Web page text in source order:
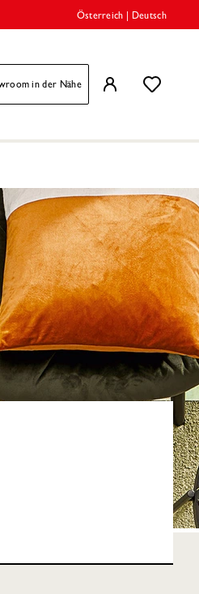
Österreich Deutsch
in der Nähe